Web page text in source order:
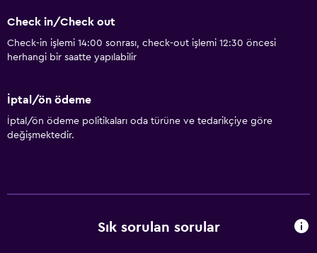
Check in/Check out
Check-in işlemi 14:00 sonrası, check-out işlemi 12:30 öncesi
herhangi bir saatte yapılabilir
İptal/ön ödeme
İptal/ön ödeme politikaları oda türüne ve tedarikçiye göre
değişmektedir.
Sık sorulan sorular